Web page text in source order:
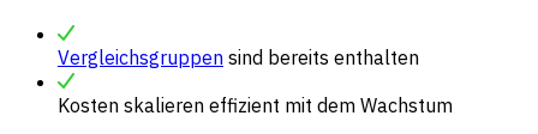
Vergleichsgruppen sind bereits enthalten
Kosten skalieren effizient mit dem Wachstum